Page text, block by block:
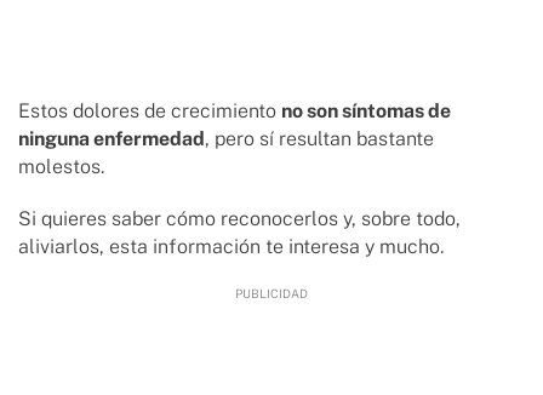
Estos dolores de crecimiento no son síntomas de
ninguna enfermedad , pero sí resultan bastante
molestos.
Si quieres saber cómo reconocerlos y, sobre todo,
aliviarlos, esta información te interesa y mucho.